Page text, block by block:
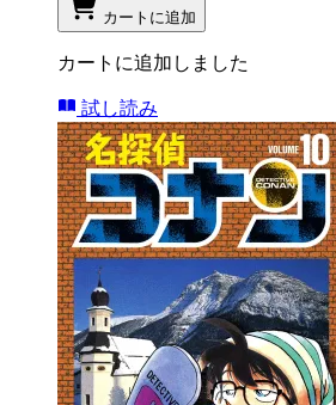
カートに追加
カートに追加しました
試し読み